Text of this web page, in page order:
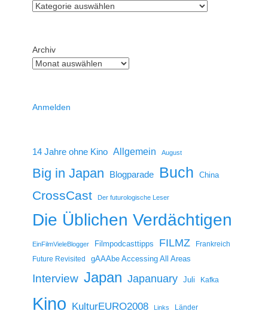
Archiv
Anmelden
14 Jahre ohne Kino Allgemein August
Big in Japan Blogparade Buch China
CrossCast Der futurologische Leser
Die Üblichen Verdächtigen
EinFilmVieleBlogger Filmpodcasttipps FILMZ
Frankreich
Future Revisited
gAAAbe Accessing All Areas
Interview Japan Japanuary Juli Kafka
Kino KulturEURO2008 Links Länder